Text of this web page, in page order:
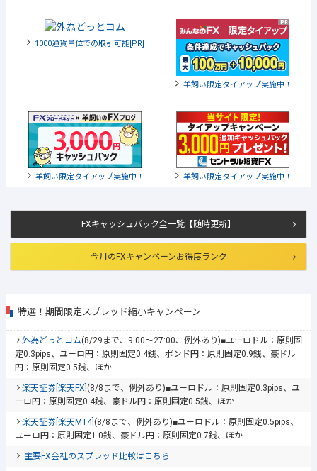
FXキャッシュバック全一覧【随時更新】
今月のFXキャンペーンお得度ランク
特選！期間限定スプレッド縮小キャンペーン
外為どっとコム(8/29まで、9:00～27:00、例外あり)■ユーロドル：原則固
定0.3pips、ユーロ円：原則固定0.4銭、ポンド円：原則固定0.9銭、豪ドル
円：原則固定0.5銭、ほか
楽天証券[楽天FX] (8/8まで、例外あり)■ユーロドル：原則固定0.3pips、ユ
ーロ円：原則固定0.4銭、豪ドル円：原則固定0.5銭、ほか
楽天証券[楽天MT4] (8/8まで、例外あり)■ユーロドル：原則固定0.5pips、
ユーロ円：原則固定1.0銭、豪ドル円：原則固定0.7銭、ほか
主要FX会社のスプレッド比較はこちら
1000通貨単位での取引可能[PR]
羊飼い限定タイアップ実施中！
羊飼い限定タイアップ実施中！ 羊飼い限定タイアップ実施中！